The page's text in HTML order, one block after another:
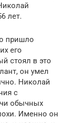
лет.
пришло
его
стоял в это
он умел
Николай
с
обычных
Именно он